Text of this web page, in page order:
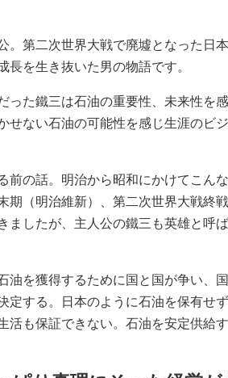
。第二次世界大戦で廃墟となった日
長を生き抜いた男の物語です。
った鐵三は石油の重要性、未来性を
せない石油の可能性を感じ生涯のビ
前の話。明治から昭和にかけてこん
期（明治維新）、第二次世界大戦終
ましたが、主人公の鐵三も英雄と呼
油を獲得するために国と国が争い、
定する。日本のように石油を保有せ
活も保証できない。石油を安定供給